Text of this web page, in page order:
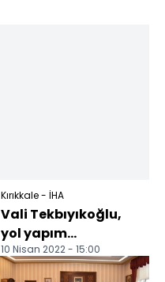
Kırıkkale - İHA
Vali Tekbıyıkoğlu,
yol yapım
çalışmalarını
yerinde inceledi
10 Nisan 2022 - 15:00